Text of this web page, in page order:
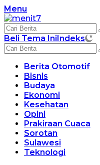
Langsung
ke
konten
Menu
Beli Tema IniIndeks
Berita Otomotif
Bisnis
Budaya
Ekonomi
Kesehatan
Opini
Prakiraan Cuaca
Sorotan
Sulawesi
Teknologi